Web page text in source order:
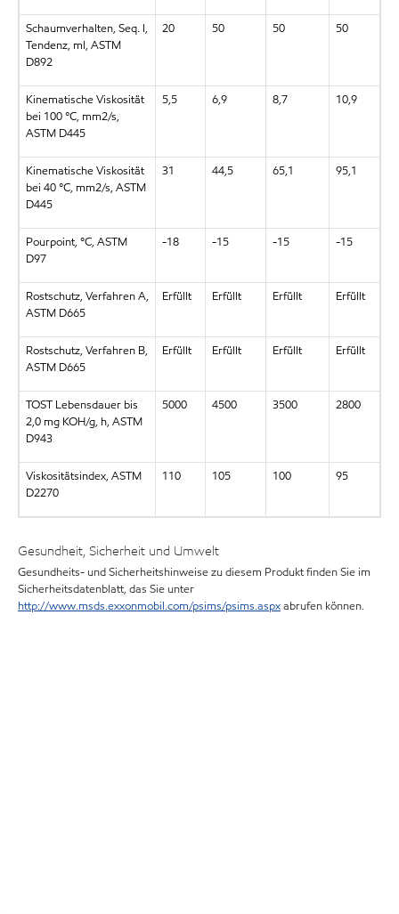
Schaumverhalten, Seq. I,
Tendenz, ml, ASTM
D892
20 50 50 50
Kinematische Viskosität
bei 100 °C, mm2/s,
ASTM D445
5,5 6,9 8,7 10,9
Kinematische Viskosität
bei 40 °C, mm2/s, ASTM
D445
31 44,5 65,1 95,1
Pourpoint, °C, ASTM
D97
-18 -15 -15 -15
Rostschutz, Verfahren A,
ASTM D665
Erfüllt Erfüllt Erfüllt Erfüllt
Rostschutz, Verfahren B,
ASTM D665
Erfüllt Erfüllt Erfüllt Erfüllt
TOST Lebensdauer bis
2,0 mg KOH/g, h, ASTM
D943
5000 4500 3500 2800
Viskositätsindex, ASTM
D2270
110 105 100 95
Gesundheit, Sicherheit und Umwelt
Gesundheits- und Sicherheitshinweise zu diesem Produkt finden Sie im
Sicherheitsdatenblatt, das Sie unter
http://www.msds.exxonmobil.com/psims/psims.aspxabrufen können.